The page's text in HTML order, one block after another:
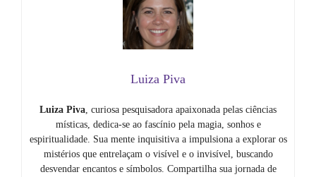
Luiza Piva
Luiza Piva , curiosa pesquisadora apaixonada pelas ciências
místicas, dedica-se ao fascínio pela magia, sonhos e
espiritualidade. Sua mente inquisitiva a impulsiona a explorar os
mistérios que entrelaçam o visível e o invisível, buscando
desvendar encantos e símbolos. Compartilha sua jornada de